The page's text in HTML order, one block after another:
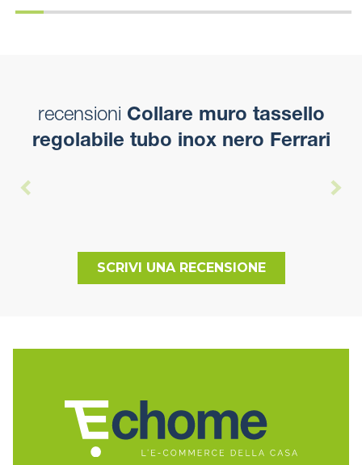
recensioni Collare muro tassello
regolabile tubo inox nero Ferrari
SCRIVI UNA RECENSIONE